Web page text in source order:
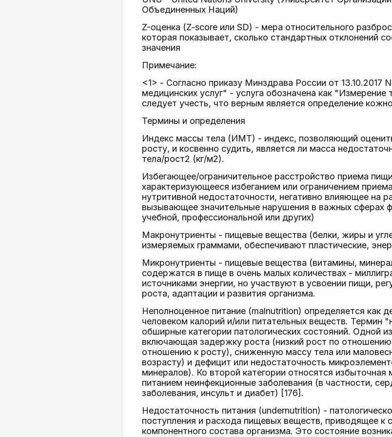
Объединенных Наций)
Z-оценка (Z-score или SD) - мера относительного
которая показывает, сколько стандартных отклонений
значения
Примечание:
<1> - Согласно приказу Минздрава России от
медицинских услуг" - услуга обозначена как
следует учесть, что верным является определение
Термины и определения
Индекс массы тела (ИМТ) - индекс, позволяющий
росту, и косвенно судить, является ли масса
тела/рост2 (кг/м2).
Избегающее/ограничительное расстройство приема
характеризующееся избеганием или ограничением
нутритивной недостаточности, негативно влияющее на
вызывающее значительные нарушения в важных сферах
учебной, профессиональной или других)
Макронутриенты - пищевые вещества (белки, жиры и
измеряемых граммами, обеспечивают пластические,
Микронутриенты - пищевые вещества (витамины,
содержатся в пище в очень малых количествах -
источниками энергии, но участвуют в усвоении пищи,
роста, адаптации и развития организма.
Неполноценное питание (malnutrition) определяется как
человеком калорий и/или питательных веществ. Термин
обширные категории патологических состояний. Одной
включающая задержку роста (низкий рост по
отношению к росту), сниженную массу тела или
возрасту) и дефицит или недостаточность
минералов). Ко второй категории относятся
питанием неинфекционные заболевания (в частности,
заболевания, инсульт и диабет) [176].
Недостаточность питания (undernutrition) -
поступления и расхода пищевых веществ, приводящее
компонентного состава организма. Это состояние